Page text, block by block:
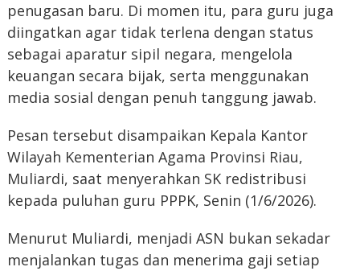
penugasan baru. Di momen itu, para guru juga
diingatkan agar tidak terlena dengan status
sebagai aparatur sipil negara, mengelola
keuangan secara bijak, serta menggunakan
media sosial dengan penuh tanggung jawab.
Pesan tersebut disampaikan Kepala Kantor
Wilayah Kementerian Agama Provinsi Riau,
Muliardi, saat menyerahkan SK redistribusi
kepada puluhan guru PPPK, Senin (1/6/2026).
Menurut Muliardi, menjadi ASN bukan sekadar
menjalankan tugas dan menerima gaji setiap